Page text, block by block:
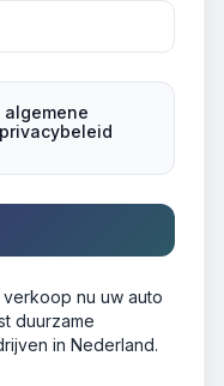
algemene
nu uw auto
duurzame
in Nederland.